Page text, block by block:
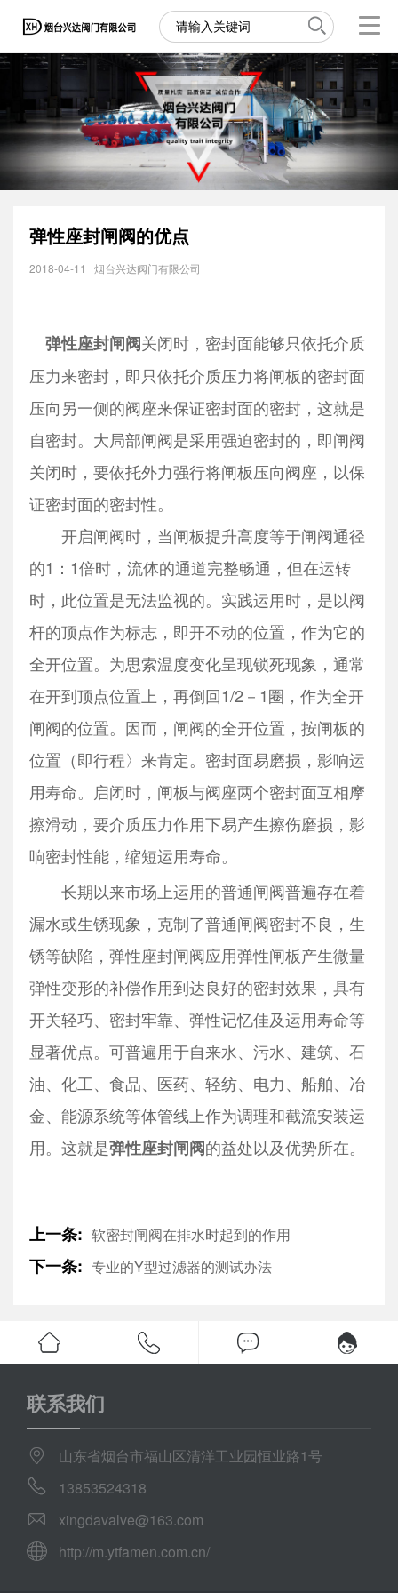
弹性座封闸阀的优点
2018-04-11 烟台兴达阀门有限公司
弹性座封闸阀关闭时，密封面能够只依托介质
压力来密封，即只依托介质压力将闸板的密封面
压向另一侧的阀座来保证密封面的密封，这就是
自密封。大局部闸阀是采用强迫密封的，即闸阀
关闭时，要依托外力强行将闸板压向阀座，以保
证密封面的密封性。
开启闸阀时，当闸板提升高度等于闸阀通径
的1：1倍时，流体的通道完整畅通，但在运转
时，此位置是无法监视的。实践运用时，是以阀
杆的顶点作为标志，即开不动的位置，作为它的
全开位置。为思索温度变化呈现锁死现象，通常
在开到顶点位置上，再倒回1/2－1圈，作为全开
闸阀的位置。因而，闸阀的全开位置，按闸板的
位置（即行程〉来肯定。密封面易磨损，影响运
用寿命。启闭时，闸板与阀座两个密封面互相摩
擦滑动，要介质压力作用下易产生擦伤磨损，影
响密封性能，缩短运用寿命。
长期以来市场上运用的普通闸阀普遍存在着
漏水或生锈现象，克制了普通闸阀密封不良，生
锈等缺陷，弹性座封闸阀应用弹性闸板产生微量
弹性变形的补偿作用到达良好的密封效果，具有
开关轻巧、密封牢靠、弹性记忆佳及运用寿命等
显著优点。可普遍用于自来水、污水、建筑、石
油、化工、食品、医药、轻纺、电力、船舶、冶
金、能源系统等体管线上作为调理和截流安装运
用。这就是弹性座封闸阀的益处以及优势所在。
上一条: 软密封闸阀在排水时起到的作用
下一条: 专业的Y型过滤器的测试办法
联系我们
山东省烟台市福山区清洋工业园恒业路1号
13853524318
xingdavalve@163.com
http://m.ytfamen.com.cn/